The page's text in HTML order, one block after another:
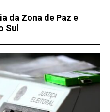
da Zona de Paz e
Sul